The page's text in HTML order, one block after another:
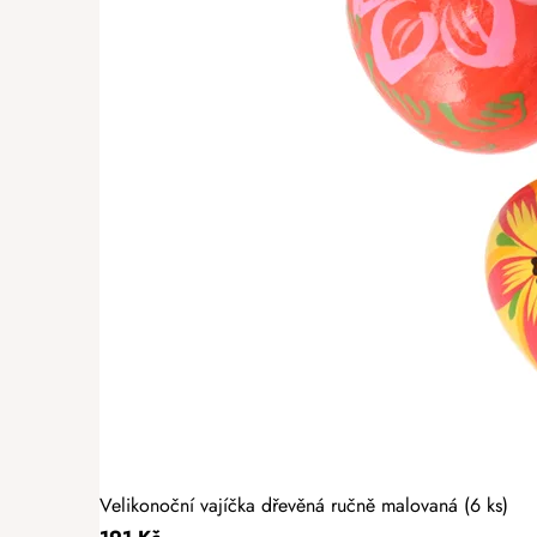
Velikonoční vajíčka dřevěná ručně malovaná (6 ks)